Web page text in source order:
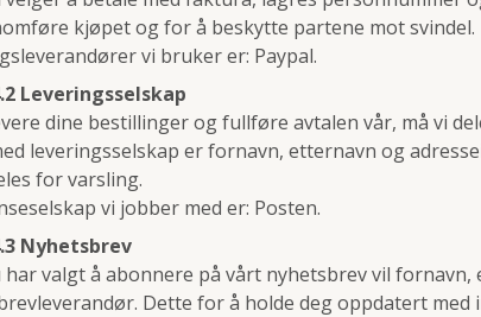
kjøpet og for å beskytte partene mot svindel.
vi bruker er: Paypal.
Leveringsselskap
dine bestillinger og fullføre avtalen vår, må vi
leveringsselskap er fornavn, etternavn og
for varsling.
vi jobber med er: Posten.
Nyhetsbrev
har valgt å abonnere på vårt nyhetsbrev vil
Dette for å holde deg oppdatert